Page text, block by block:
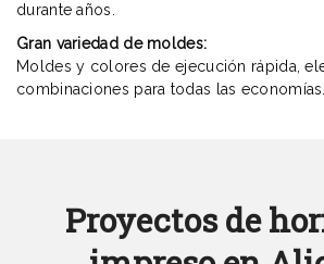
durante años.
Gran variedad de moldes:
Moldes y colores de ejecución rápida,
combinaciones para todas las economías.
Proyectos de